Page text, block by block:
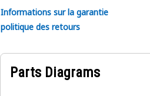
Informations sur la garantie
politique des retours
Parts Diagrams